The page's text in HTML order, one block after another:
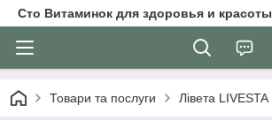
Сто Витаминок для здоровья и красоты
Товари та послуги Лівета LIVESTA